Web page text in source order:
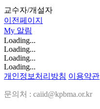
교수자/개설자
이전페이지
My 알림
Loading...
Loading...
Loading...
Loading...
개인정보처리방침 이용약관
문의처 : caiid@kpbma.or.kr